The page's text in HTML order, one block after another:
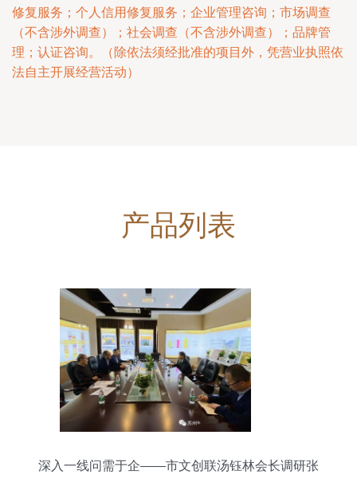
修复服务；个人信用修复服务；企业管理咨询；市场调查
（不含涉外调查）；社会调查（不含涉外调查）；品牌管
理；认证咨询。（除依法须经批准的项目外，凭营业执照依
法自主开展经营活动）
产品列表
深入一线问需于企——市文创联汤钰林会长调研张